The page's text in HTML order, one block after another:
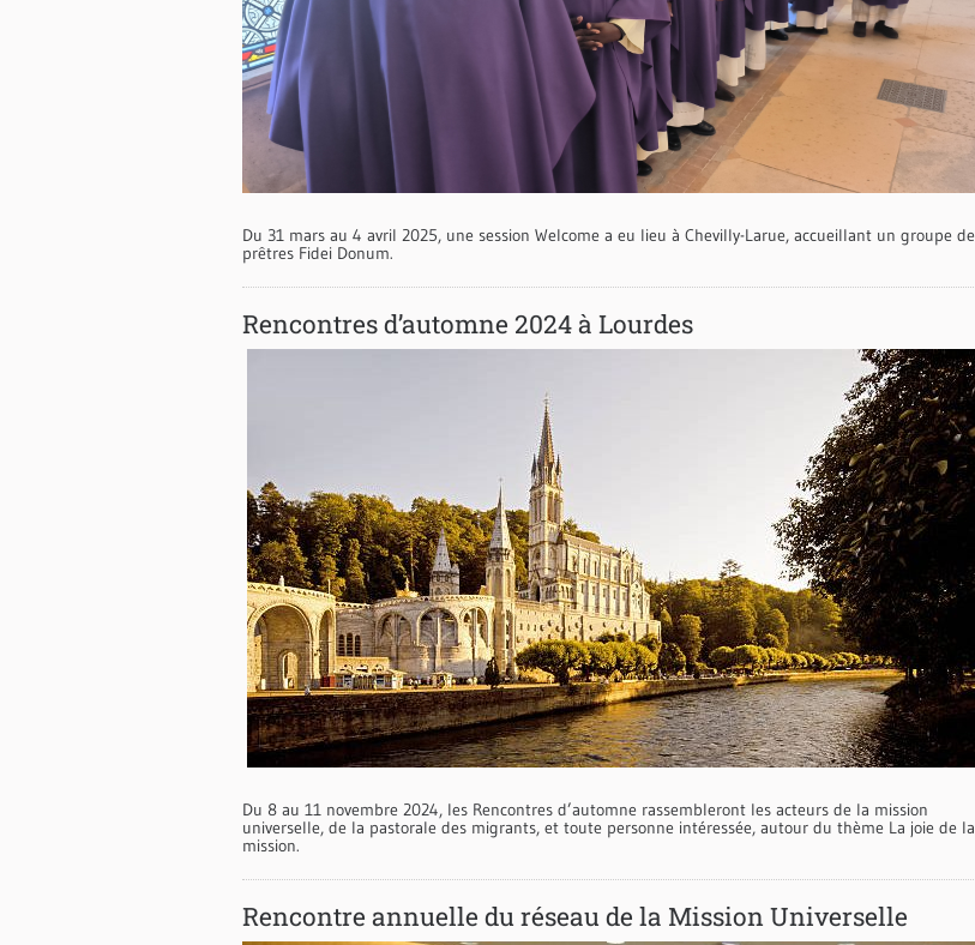
Du 31 mars au 4 avril 2025, une session Welcome a eu lieu à Chevilly-Larue, accueillant un groupe de
prêtres Fidei Donum.
Rencontres d’automne 2024 à Lourdes
Du 8 au 11 novembre 2024, les Rencontres d’automne rassembleront les acteurs de la mission
universelle, de la pastorale des migrants, et toute personne intéressée, autour du thème La joie de la
mission.
Rencontre annuelle du réseau de la Mission Universelle